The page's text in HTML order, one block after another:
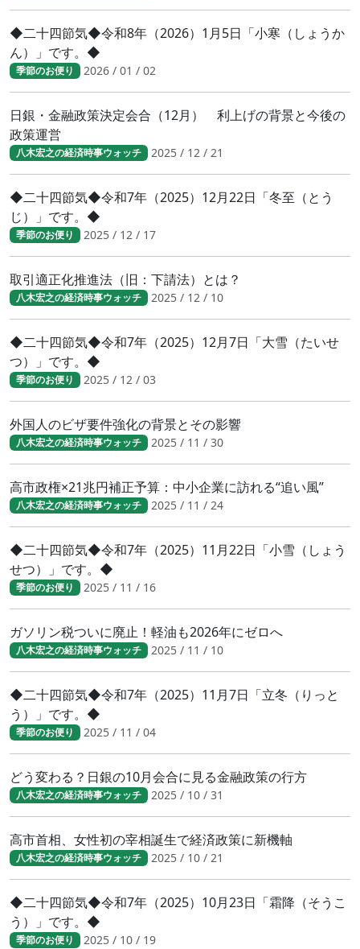
◆二十四節気◆令和8年（2026）1月5日「小寒（しょうか
ん）」です。◆
季節のお便り 2026 / 01 / 02
日銀・金融政策決定会合（12月） 利上げの背景と今後の
政策運営
八木宏之の経済時事ウォッチ 2025 / 12 / 21
◆二十四節気◆令和7年（2025）12月22日「冬至（とう
じ）」です。◆
季節のお便り 2025 / 12 / 17
取引適正化推進法（旧：下請法）とは？
八木宏之の経済時事ウォッチ 2025 / 12 / 10
◆二十四節気◆令和7年（2025）12月7日「大雪（たいせ
つ）」です。◆
季節のお便り 2025 / 12 / 03
外国人のビザ要件強化の背景とその影響
八木宏之の経済時事ウォッチ 2025 / 11 / 30
高市政権×21兆円補正予算：中小企業に訪れる“追い風”
八木宏之の経済時事ウォッチ 2025 / 11 / 24
◆二十四節気◆令和7年（2025）11月22日「小雪（しょう
せつ）」です。◆
季節のお便り 2025 / 11 / 16
ガソリン税ついに廃止！軽油も2026年にゼロへ
八木宏之の経済時事ウォッチ 2025 / 11 / 10
◆二十四節気◆令和7年（2025）11月7日「立冬（りっと
う）」です。◆
季節のお便り 2025 / 11 / 04
どう変わる？日銀の10月会合に見る金融政策の行方
八木宏之の経済時事ウォッチ 2025 / 10 / 31
高市首相、女性初の宰相誕生で経済政策に新機軸
八木宏之の経済時事ウォッチ 2025 / 10 / 21
◆二十四節気◆令和7年（2025）10月23日「霜降（そうこ
う）」です。◆
季節のお便り 2025 / 10 / 19